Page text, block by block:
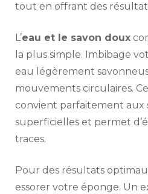
tout en offrant des
L’eau et le savon doux
la plus simple. Imbibage
eau légèrement
mouvements circulaires.
convient parfaitement aux
superficielles et permet
traces.
Pour des résultats
essorer votre éponge. Un